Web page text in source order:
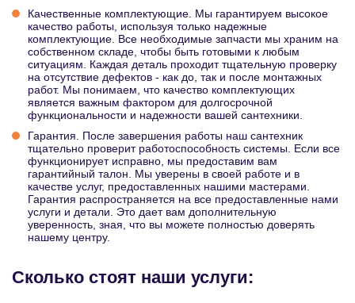
Качественные комплектующие. Мы гарантируем высокое
качество работы, используя только надежные
комплектующие. Все необходимые запчасти мы храним на
собственном складе, чтобы быть готовыми к любым
ситуациям. Каждая деталь проходит тщательную проверку
на отсутствие дефектов - как до, так и после монтажных
работ. Мы понимаем, что качество комплектующих
является важным фактором для долгосрочной
функциональности и надежности вашей сантехники.
Гарантия. После завершения работы наш сантехник
тщательно проверит работоспособность системы. Если все
функционирует исправно, мы предоставим вам
гарантийный талон. Мы уверены в своей работе и в
качестве услуг, предоставленных нашими мастерами.
Гарантия распространяется на все предоставленные нами
услуги и детали. Это дает вам дополнительную
уверенность, зная, что вы можете полностью доверять
нашему центру.
Сколько стоят наши услуги: